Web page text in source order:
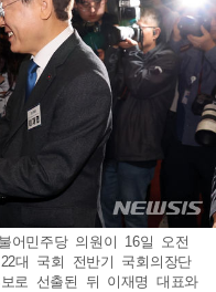
어민주당 의원이 16일 오전
대 국회 전반기 국회의장단
로 선출된 뒤 이재명 대표와